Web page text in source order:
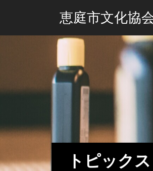
恵庭市文化協
トピックス